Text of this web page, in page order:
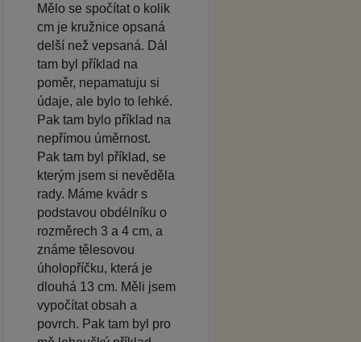
Mělo se spočítat o kolik
cm je kružnice opsaná
delší než vepsaná. Dál
tam byl příklad na
poměr, nepamatuju si
údaje, ale bylo to lehké.
Pak tam bylo příklad na
nepřímou úměrnost.
Pak tam byl příklad, se
kterým jsem si nevěděla
rady. Máme kvádr s
podstavou obdélníku o
rozměrech 3 a 4 cm, a
známe tělesovou
úholopříčku, která je
dlouhá 13 cm. Měli jsem
vypočítat obsah a
povrch. Pak tam byl pro